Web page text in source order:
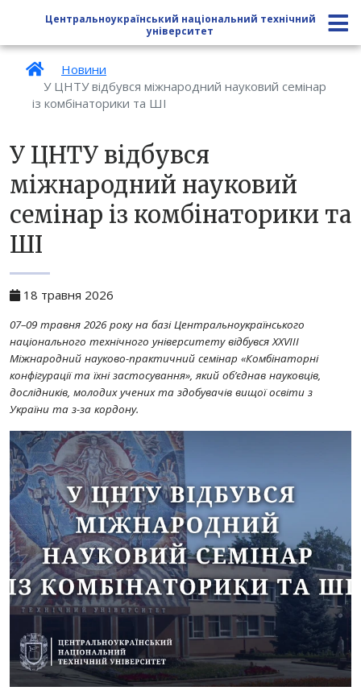
Центральноукраїнський національний технічний
університет
Новини
У ЦНТУ відбувся міжнародний науковий семінар
із комбінаторики та ШІ
У ЦНТУ відбувся
міжнародний науковий
семінар із комбінаторики та
ШІ
18 травня 2026
07–09 травня 2026 року на базі Центральноукраїнського
національного технічного університету відбувся ХХVIII
Міжнародний науково-практичний семінар «Комбінаторні
конфігурації та їхні застосування», який об’єднав науковців,
дослідників, молодих учених та здобувачів вищої освіти з
України та з-за кордону.